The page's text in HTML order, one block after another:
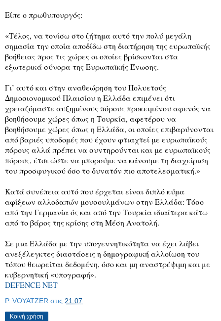
Είπε ο πρωθυπουργός:
«Τέλος, να τονίσω στο ζήτημα αυτό την πολύ μεγάλη
σημασία την οποία αποδίδω στη διατήρηση της ευρωπαϊκής
βοήθειας προς τις χώρες οι οποίες βρίσκονται στα
εξωτερικά σύνορα της Ευρωπαϊκής Ένωσης.
Γι’ αυτό και στην αναθεώρηση του Πολυετούς
Δημοσιονομικού Πλαισίου η Ελλάδα επιμένει ότι
χρειαζόμαστε αυξημένους πόρους προκειμένου αφενός να
βοηθήσουμε χώρες όπως η Τουρκία, αφετέρου να
βοηθήσουμε χώρες όπως η Ελλάδα, οι οποίες επιβαρύνονται
από βαριές υποδομές που έχουν φτιαχτεί με ευρωπαϊκούς
πόρους αλλά πρέπει να συντηρούνται και με ευρωπαϊκούς
πόρους, έτσι ώστε να μπορούμε να κάνουμε τη διαχείριση
του προσφυγικού όσο το δυνατόν πιο αποτελεσματική.»
Κατά συνέπεια αυτό που έρχεται είναι διπλό κύμα
αφίξεων αλλοδαπών μουσουλμάνων στην Ελλάδα: Τόσο
από την Γερμανία ός και από την Τουρκία ιδιαίτερα κάτω
από το βάρος της κρίσης στη Μέση Ανατολή.
Σε μια Ελλάδα με την υπογεννητικότητα να έχει λάβει
ανεξέλεγκτες διαστάσεις η δημογραφική αλλοίωση του
τόπου θεωρείται δεδομένη, όσο και μη αναστρέψιμη και με
κυβερνητική «υπογραφή».
DEFENCE NET
P. VOYATZER στις 21:07
Κοινή χρήση